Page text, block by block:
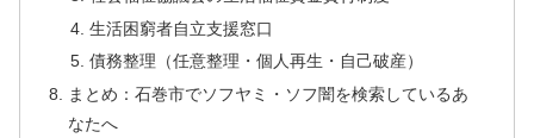
生活困窮者自立支援窓口
債務整理（任意整理・個人再生・自己破産）
まとめ：石巻市でソフヤミ・ソフ闇を検索しているあ
なたへ